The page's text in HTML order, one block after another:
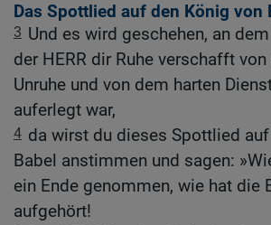
Das Spottlied auf den König von
3 Und es wird geschehen, an
der HERR dir Ruhe verschafft
Unruhe und von dem harten
auferlegt war,
4 da wirst du dieses Spottlied
Babel anstimmen und sagen:
ein Ende genommen, wie hat die
aufgehört!